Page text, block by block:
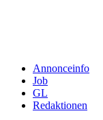
Annonceinfo
Job
GL
Redaktionen